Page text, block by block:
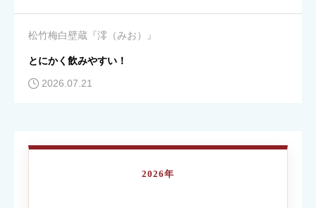
コスパ 必須
松竹梅白壁蔵『澪（みお）』
とにかく飲みやすい！
2026.07.21
2026年